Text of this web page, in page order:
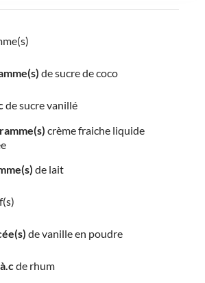
de sucre de coco
de sucre vanillé
crème fraiche liquide
de lait
de vanille en poudre
de rhum